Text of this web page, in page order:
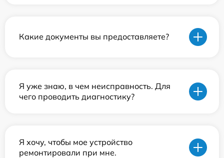
Какие документы вы предоставляете?
Я уже знаю, в чем неисправность. Для
чего проводить диагностику?
Я хочу, чтобы мое устройство
ремонтировали при мне.